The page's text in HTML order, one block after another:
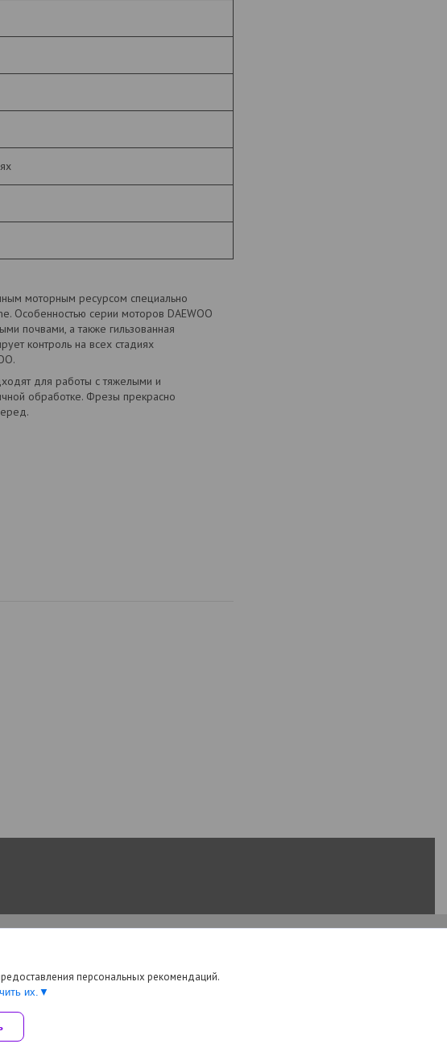
моторным ресурсом специально
Особенностью серии моторов DAEWOO
почвами, а также гильзованная
контроль на всех стадиях
для работы с тяжелыми и
обработке. Фрезы прекрасно
персональных рекомендаций.
их.